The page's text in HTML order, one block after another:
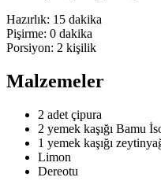
Hazırlık: 15 dakika
Pişirme: 0 dakika
Porsiyon: 2 kişilik
Malzemeler
2 adet çipura
2 yemek kaşığı Bamu
1 yemek kaşığı
Limon
Dereotu